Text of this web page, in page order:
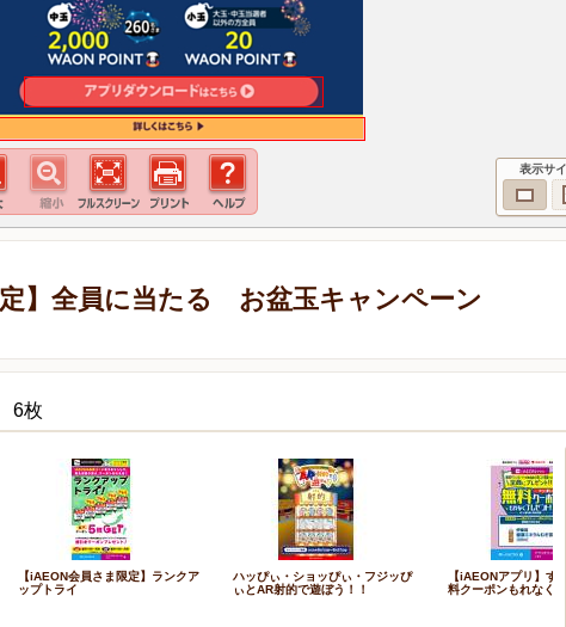
表示サ
定】全員に当たる お盆玉キャンペーン
6枚
【iAEON会員さま限定】ランクア
ップトライ
ハッぴぃ・ショッぴぃ・フジッぴ
ぃとAR射的で遊ぼう！！
【iAEONアプリ】す
料クーポンもれなくプ